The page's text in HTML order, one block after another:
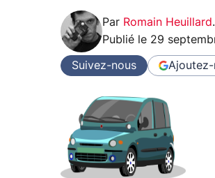
Par Romain Heuillard.
Publié le 29
Suivez-nous